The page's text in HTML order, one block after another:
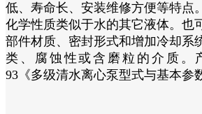
低、寿命长、安装维修方便等特点
化学性质类似于水的其它液体。也
部件材质、密封形式和增加冷却系
类、腐蚀性或含磨粒的介质。
93《多级清水离心泵型式与基本参